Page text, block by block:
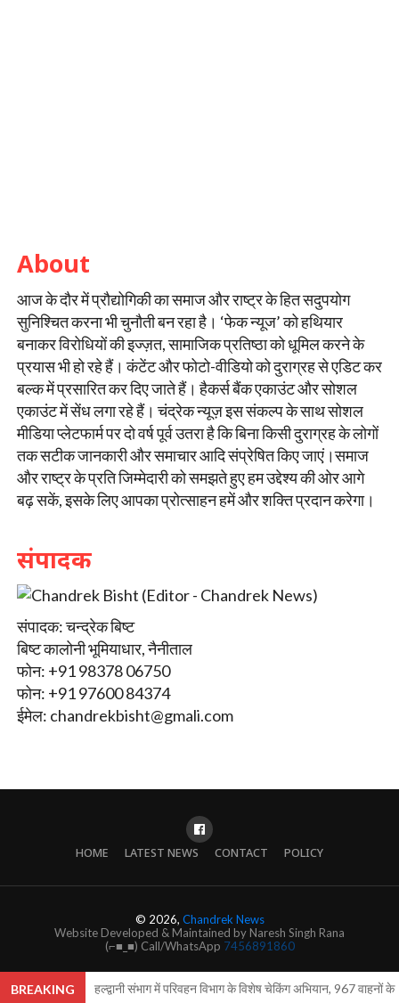
About
आज के दौर में प्रौद्योगिकी का समाज और राष्ट्र के हित सदुपयोग
सुनिश्चित करना भी चुनौती बन रहा है। ‘फेक न्यूज’ को हथियार
बनाकर विरोधियों की इज्ज़त, सामाजिक प्रतिष्ठा को धूमिल करने के
प्रयास भी हो रहे हैं। कंटेंट और फोटो-वीडियो को दुराग्रह से एडिट कर
बल्क में प्रसारित कर दिए जाते हैं। हैकर्स बैंक एकाउंट और सोशल
एकाउंट में सेंध लगा रहे हैं। चंद्रेक न्यूज़ इस संकल्प के साथ सोशल
मीडिया प्लेटफार्म पर दो वर्ष पूर्व उतरा है कि बिना किसी दुराग्रह के लोगों
तक सटीक जानकारी और समाचार आदि संप्रेषित किए जाएं।समाज
और राष्ट्र के प्रति जिम्मेदारी को समझते हुए हम उद्देश्य की ओर आगे
बढ़ सकें, इसके लिए आपका प्रोत्साहन हमें और शक्ति प्रदान करेगा।
संपादक
संपादक: चन्द्रेक बिष्ट
बिष्ट कालोनी भूमियाधार, नैनीताल
फोन: +91 98378 06750
फोन: +91 97600 84374
ईमेल: chandrekbisht@gmali.com
HOME LATEST NEWS CONTACT POLICY
© 2026, Chandrek News
Website Developed & Maintained by Naresh Singh Rana
(⌐■_■) Call/WhatsApp 7456891860
BREAKING हल्द्वानी संभाग में परिवहन विभाग के विशेष चेकिंग अभियान, 967 वाहनों